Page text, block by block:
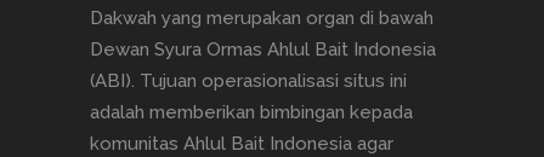
Dakwah yang merupakan organ di bawah
Dewan Syura Ormas Ahlul Bait Indonesia
(ABI). Tujuan operasionalisasi situs ini
adalah memberikan bimbingan kepada
komunitas Ahlul Bait Indonesia agar